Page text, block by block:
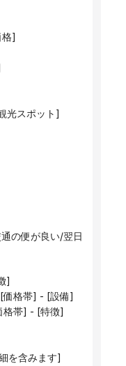
]
光スポット]
]
価格帯] - [設備]
格帯] - [特徴]
を含みます]